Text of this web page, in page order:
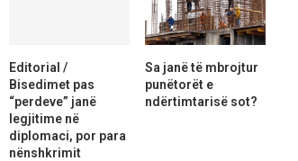
Editorial /
Bisedimet pas
“perdeve” janë
legjitime në
diplomaci, por para
nënshkrimit
Sa janë të mbrojtur
punëtorët e
ndërtimtarisë sot?